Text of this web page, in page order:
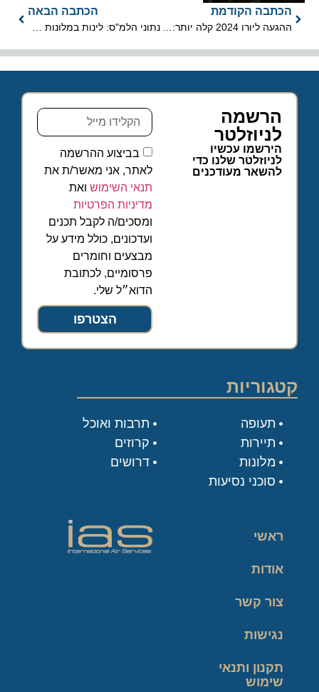
הכתבה הקודמת
ההגעה ליורו 2024 קלה יותר: אל על מציעה כרטיס המשלב טיסה ורכבת
הכתבה הבאה
נתוני הלמ"ס: לינות במלונות תיירות ינואר-מרץ 2024
הרשמה
לניוזלטר
הירשמו עכשיו
לניוזלטר שלנו כדי
להשאר מעודכנים
בביצוע ההרשמה
לאתר, אני מאשר/ת את
תנאי השימושואת
מדיניות הפרטיות
ומסכים/ה לקבל תכנים
ועדכונים, כולל מידע על
מבצעים וחומרים
פרסומיים, לכתובת
הדוא״ל שלי.
הצטרפו
קטגוריות
תעופה
תיירות
מלונות
סוכני נסיעות
תרבות ואוכל
קרוזים
דרושים
ראשי
אודות
צור קשר
נגישות
תקנון ותנאי
שימוש